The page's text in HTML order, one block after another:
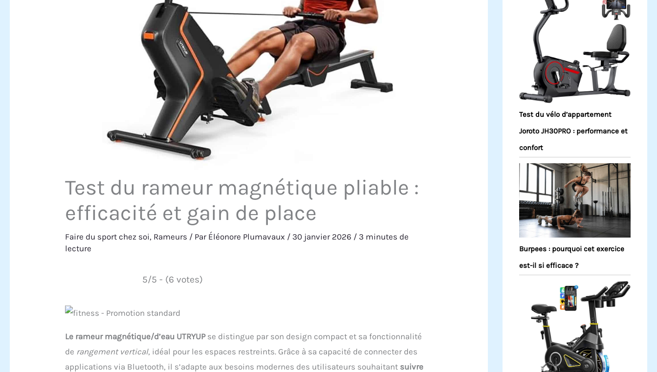
Test du rameur magnétique pliable :
efficacité et gain de place
Faire du sport chez soi, Rameurs / Par Éléonore Plumavaux / 30 janvier 2026 / 3 minutes de
lecture
5/5 - (6 votes)
Le rameur magnétique/d’eau UTRYUPse distingue par son design compact et sa fonctionnalité
de rangement vertical, idéal pour les espaces restreints. Grâce à sa capacité de connecter des
applications via Bluetooth, il s’adapte aux besoins modernes des utilisateurs souhaitant suivre
Test du vélo d’appartement
Joroto JH30PRO : performance et
confort
Burpees : pourquoi cet exercice
est-il si efficace ?